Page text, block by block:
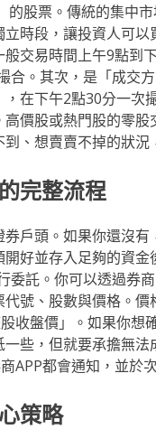
的股票。傳統的集中
時段，讓投資人可
交易時間上午9點到
合。其次，是「成交
在下午2點30分一次
價股或熱門股的零
、想賣賣不掉的狀
完整流程
戶頭。如果你還沒
好並存入足夠的資
委託。你可以透過券
號、股數與價格。
收盤價」。如果你想
些，但就要承擔無
APP都會通知，並於
策略